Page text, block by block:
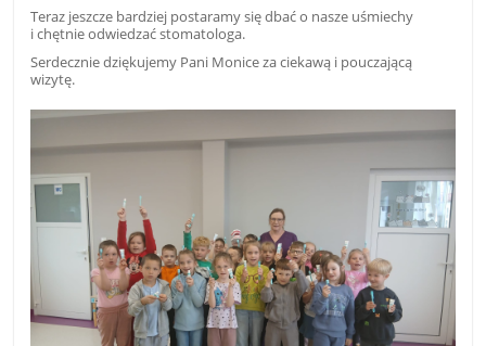
Teraz jeszcze bardziej postaramy się dbać o nasze uśmiechy
i chętnie odwiedzać stomatologa.
Serdecznie dziękujemy Pani Monice za ciekawą i pouczającą
wizytę.